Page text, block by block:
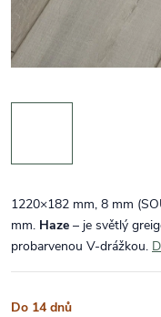
1220×182 mm, 8 mm
mm. Haze – je světlý
probarvenou V-drážkou.
Do 14 dnů